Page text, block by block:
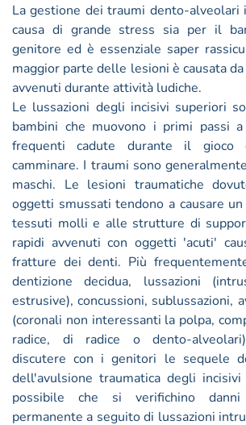
La gestione dei traumi dento-alveolari
causa di grande stress sia per il
genitore ed è essenziale saper
maggior parte delle lesioni è causata
avvenuti durante attività ludiche.
Le lussazioni degli incisivi superiori
bambini che muovono i primi passi
frequenti cadute durante il
camminare. I traumi sono
maschi. Le lesioni traumatiche
oggetti smussati tendono a causare
tessuti molli e alle strutture di
rapidi avvenuti con oggetti 'acuti'
fratture dei denti. Più
dentizione decidua, lussazioni
estrusive), concussioni, sublussazioni,
(coronali non interessanti la polpa,
radice, di radice o dento-
discutere con i genitori le sequele
dell'avulsione traumatica degli
possibile che si verifichino
permanente a seguito di lussazioni